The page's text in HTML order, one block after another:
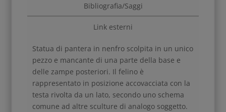
Bibliografia/Saggi
Link esterni
Statua di pantera in nenfro scolpita in un unico
pezzo e mancante di una parte della base e
delle zampe posteriori. Il felino è
rappresentato in posizione accovacciata con la
testa rivolta da un lato, secondo uno schema
comune ad altre sculture di analogo soggetto.